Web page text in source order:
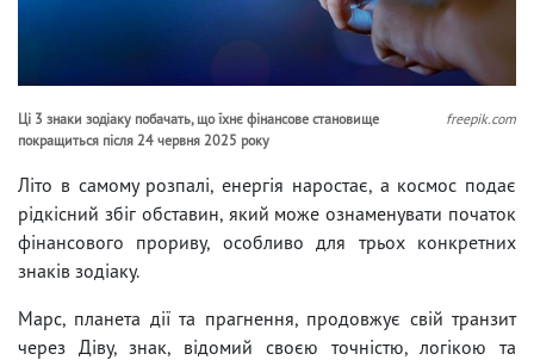
Ці 3 знаки зодіаку побачать, що їхнє фінансове становище
покращиться після 24 червня 2025 року
freepik.com
Літо в самому розпалі, енергія наростає, а космос подає
рідкісний збіг обставин, який може ознаменувати початок
фінансового прориву, особливо для трьох конкретних
знаків зодіаку.
Марс, планета дії та прагнення, продовжує свій транзит
через Діву, знак, відомий своєю точністю, логікою та